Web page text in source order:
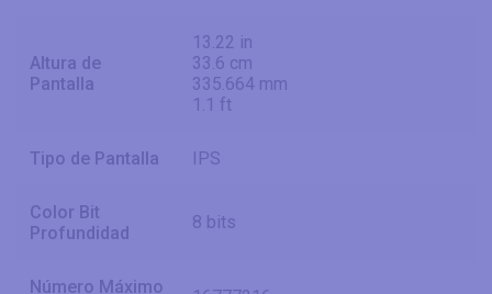
Altura de
Pantalla
13.22 in
33.6 cm
335.664 mm
1.1 ft
Tipo de Pantalla IPS
Color Bit
Profundidad
8 bits
Número Máximo